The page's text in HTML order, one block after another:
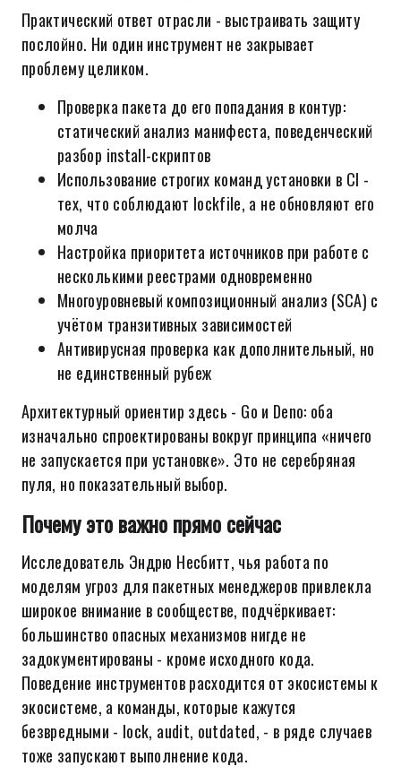
Практический ответ отрасли - выстраивать защиту
послойно. Ни один инструмент не закрывает
проблему целиком.
Проверка пакета до его попадания в контур:
статический анализ манифеста, поведенческий
разбор install-скриптов
Использование строгих команд установки в CI -
тех, что соблюдают lockfile, а не обновляют его
молча
Настройка приоритета источников при работе с
несколькими реестрами одновременно
Многоуровневый композиционный анализ (SCA) с
учётом транзитивных зависимостей
Антивирусная проверка как дополнительный, но
не единственный рубеж
Архитектурный ориентир здесь - Go и Deno: оба
изначально спроектированы вокруг принципа «ничего
не запускается при установке». Это не серебряная
пуля, но показательный выбор.
Почему это важно прямо сейчас
Исследователь Эндрю Несбитт, чья работа по
моделям угроз для пакетных менеджеров привлекла
широкое внимание в сообществе, подчёркивает:
большинство опасных механизмов нигде не
задокументированы - кроме исходного кода.
Поведение инструментов расходится от экосистемы к
экосистеме, а команды, которые кажутся
безвредными - lock, audit, outdated, - в ряде случаев
тоже запускают выполнение кода.